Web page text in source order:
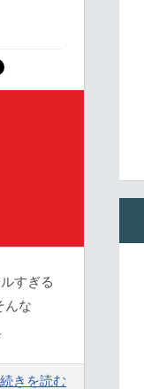
すぎる
んな
続きを読む